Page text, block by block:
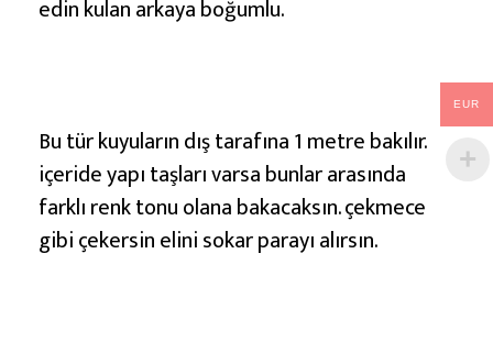
edin kulan arkaya boğumlu.
Bu tür kuyuların dış tarafına 1 metre bakılır.
içeride yapı taşları varsa bunlar arasında
farklı renk tonu olana bakacaksın. çekmece
gibi çekersin elini sokar parayı alırsın.
EUR